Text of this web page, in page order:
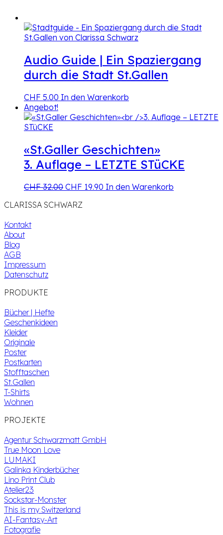
Audio Guide | Ein Spaziergang
durch die Stadt St.Gallen
CHF 5.00 In den Warenkorb
Angebot!
«St.Galler Geschichten»
3. Auflage – LETZTE STüCKE
CHF32.00 Ursprünglicher
war:
CHF 19.90 Aktueller
In den Warenkorb
CLARISSA SCHWARZ
Kontakt
About
Blog
AGB
Impressum
Datenschutz
PRODUKTE
Bücher | Hefte
Geschenkideen
Kleider
Originale
Poster
Postkarten
Stofftaschen
St.Gallen
T-Shirts
Wohnen
PROJEKTE
Agentur Schwarzmatt GmbH
True Moon Love
LUMAKI
Galinka Kinderbücher
Lino Print Club
Atelier23
Sockstar-Monster
This is my Switzerland
AI-Fantasy-Art
Fotografie